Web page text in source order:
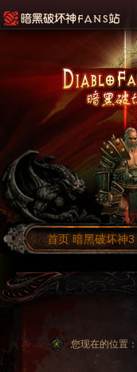
首页暗黑破坏神3
您现在的位置：